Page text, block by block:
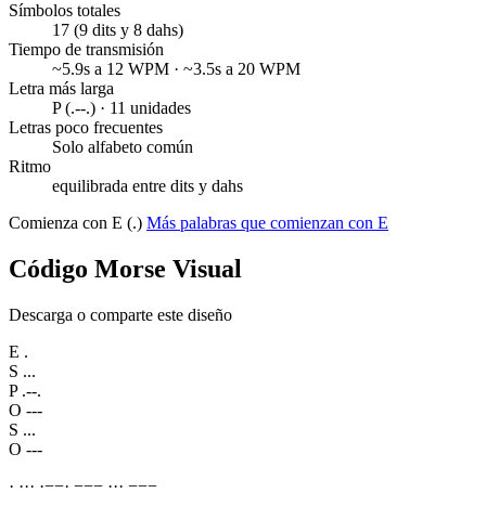
Símbolos totales
17 (9 dits y 8 dahs)
Tiempo de transmisión
~5.9s a 12 WPM · ~3.5s a 20 WPM
Letra más larga
P (.--.) · 11 unidades
Letras poco frecuentes
Solo alfabeto común
Ritmo
equilibrada entre dits y dahs
Comienza con E (.) Más palabras que comienzan con E
Código Morse Visual
Descarga o comparte este diseño
E .
S ...
P .--.
O ---
S ...
O ---
· ··· ·−−· −−− ··· −−−